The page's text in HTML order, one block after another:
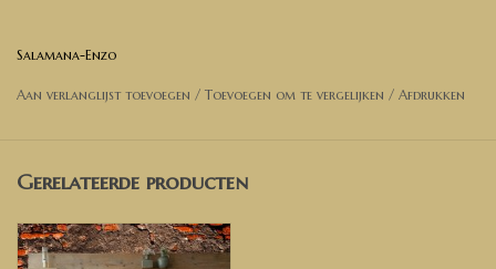
voor een prijsopgave.
Breedte 80 cm
Hoogte 160 cm ✅ Al deze afmeting zijn
aanpasbaar (zie de opties)
Salamana-Enzo
Aan verlanglijst toevoegen / Toevoegen om te vergelijken / Afdrukken
Gerelateerde producten